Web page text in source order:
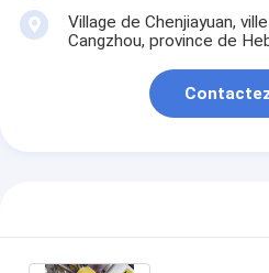
Village de Chenjiayuan,
Cangzhou, province de